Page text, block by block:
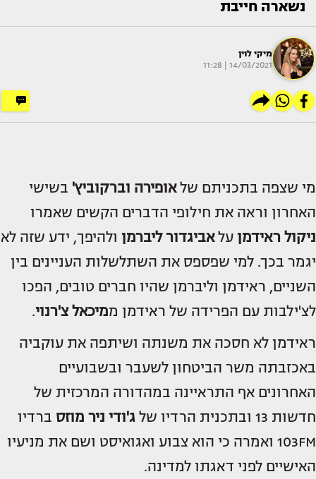
נשארה חייבת
מיקי לוין
14/03/2021 | 11:28
מי שצפה בתכניתם שלאופירה וברקוביץ' בשישי
האחרון וראה את חילופי הדברים הקשים שאמרו
ניקול ראידמן עלאביגדור ליברמן ולהיפך, ידע שזה לא
יגמר בכך. למי שפספס את השתלשלות העניינים בין
השניים, ראידמן וליברמן שהיו חברים טובים, הפכו
לצ'ילבות עם הפרידה של ראידמן ממיכאל צ'רנוי.
ראידמן לא חסכה את משנתה ושיתפה את עוקביה
באכזבתה משר הביטחון לשעבר ובשבועיים
האחרונים אף התראיינה במהדורה המרכזית של
חדשות 13 ובתכנית הרדיו של
ג'ודי ניר מוזס ברדיו
103FM ואמרה כי הוא צבוע ואגואיסט ושם את מניעיו
האישיים לפני דאגתו למדינה.